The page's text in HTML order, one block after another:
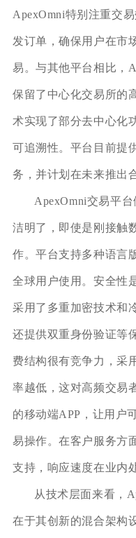
ApexOmni特别注重交
发订单，确保用户在市
易。与其他平台相比，
保留了中心化交易所的
术实现了部分去中心化
可追溯性。平台目前提
务，并计划在未来推出
ApexOmni交易平
洁明了，即使是刚接触
作。平台支持多种语言
全球用户使用。安全性
采用了多重加密技术和
还提供双重身份验证等
费结构很有竞争力，采
率越低，这对高频交易
的移动端APP，让用户
易操作。在客户服务方
支持，响应速度在业内
从技术层面来看，
在于其创新的混合架构